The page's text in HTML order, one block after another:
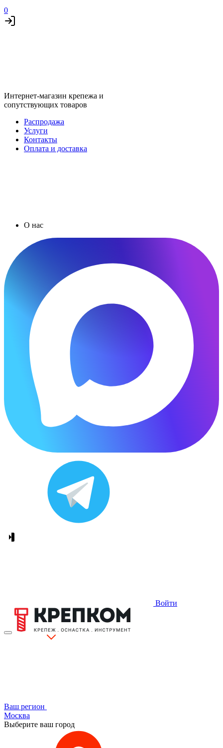
0
Интернет-магазин крепежа и
сопутствующих товаров
Распродажа
Услуги
Контакты
Оплата и доставка
О нас
Войти
Ваш регион
Москва
Выберите ваш город